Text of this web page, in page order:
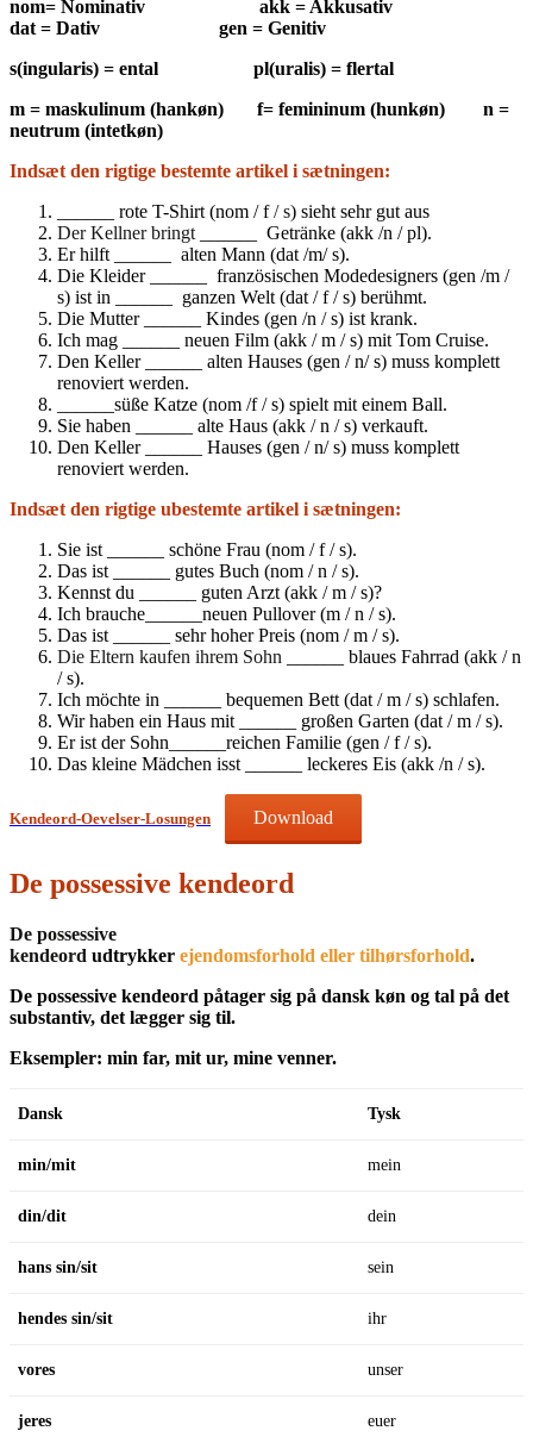
nom= Nominativ akk = Akkusativ
dat = Dativ gen = Genitiv
s(ingularis) = ental pl(uralis) = flertal
m = maskulinum (hankøn) f= femininum (hunkøn) n =
neutrum (intetkøn)
Indsæt den rigtige bestemte artikel i sætningen:
rote T-Shirt (nom / f/ s) sieht sehr gut aus
Der Kellner bringt
______ Getränke (akk /n / pl).
Er hilft ______ alten Mann (dat /m/ s).
Die Kleider ______ französischen Modedesigners (gen /m /
s) ist in ______ ganzen Welt (dat / f / s) berühmt.
Die Mutter ______
Kindes (gen /n / s) ist krank.
Ich mag ______ neuen Film (akk / m / s) mit Tom Cruise.
Den Keller ______ alten Hauses (gen / n/ s) muss komplett
renoviert werden.
______süße Katze (nom /f / s) spielt mit einem Ball.
Sie haben ______ alte Haus (akk / n / s) verkauft.
Den Keller ______ Hauses (gen / n/ s) muss komplett
renoviert werden.
Indsæt den rigtige ubestemte artikel i sætningen:
Sie ist ______ schöne Frau (nom / f / s).
Das ist ______ gutes Buch (nom / n / s).
Kennst du ______ guten Arzt (akk / m / s)?
Ich brauche______neuen Pullover (m / n / s).
Das ist ______ sehr hoher Preis (nom / m / s).
Die Eltern kaufen ihrem Sohn
______ blaues Fahrrad (akk / n
/ s).
Ich möchte in ______ bequemen Bett (dat / m / s) schlafen.
Wir haben ein Haus mit ______ großen Garten (dat / m / s).
Er ist der Sohn______reichen Familie (gen / f / s).
Das kleine Mädchen isst ______ leckeres Eis (akk /n / s).
Kendeord-Oevelser-Losungen Download
De possessive kendeord
De possessive
kendeord udtrykker ejendomsforhold eller tilhørsforhold.
De possessive kendeord påtager sig på dansk køn og tal på det
substantiv, det lægger sig til.
Eksempler: min far, mit ur, mine venner.
Dansk Tysk
min/mit mein
din/dit dein
hans sin/sit sein
hendes sin/sit ihr
vores unser
jeres euer